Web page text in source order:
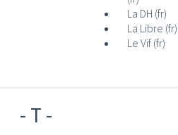
La DH (fr)
La Libre (fr)
Le Vif (fr)
- T -